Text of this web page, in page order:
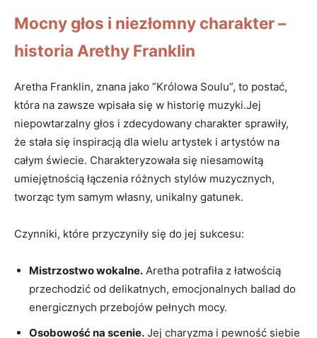
Mocny głos i niezłomny charakter –
historia Arethy Franklin
Aretha Franklin, znana jako ​”Królowa Soulu”, to postać,
która na zawsze wpisała⁣ się w historię ‌muzyki.Jej
niepowtarzalny głos i zdecydowany‌ charakter‍ sprawiły,
że stała ⁢się inspiracją dla wielu artystek i artystów na
całym świecie. Charakteryzowała się niesamowitą
umiejętnością łączenia różnych stylów ​muzycznych,⁢
tworząc tym samym własny, unikalny gatunek.
Czynniki, ⁣które przyczyniły⁤ się do jej sukcesu:
Mistrzostwo wokalne. Aretha potrafiła z łatwością‍
przechodzić od‌ delikatnych, emocjonalnych ballad do
energicznych ⁢przebojów pełnych⁤ mocy.
Osobowość na ⁤scenie. Jej charyzma i pewność siebie